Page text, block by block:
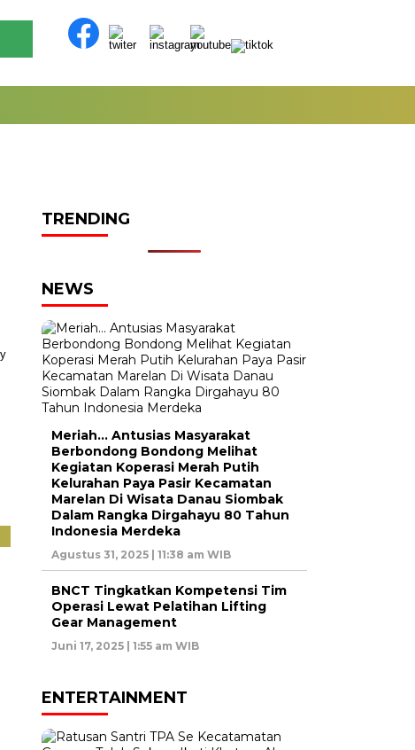
TRENDING
NEWS
Meriah… Antusias Masyarakat
Berbondong Bondong Melihat
Kegiatan Koperasi Merah Putih
Kelurahan Paya Pasir Kecamatan
Marelan Di Wisata Danau Siombak
Dalam Rangka Dirgahayu 80 Tahun
Indonesia Merdeka
Agustus 31, 2025 | 11:38 am WIB
BNCT Tingkatkan Kompetensi Tim
Operasi Lewat Pelatihan Lifting
Gear Management
Juni 17, 2025 | 1:55 am WIB
ENTERTAINMENT